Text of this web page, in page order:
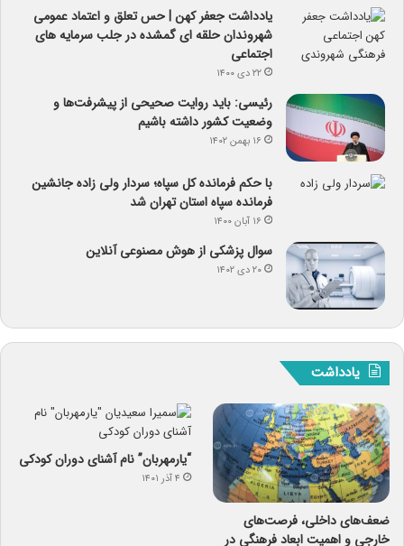
یادداشت جعفر کهن | حس تعلق و اعتماد عمومی
شهروندان حلقه ای گمشده در جلب سرمایه های
اجتماعی
۲۲ دی ۱۴۰۰
رئیسی: باید روایت صحیحی از پیشرفت‌ها و
وضعیت کشور داشته باشیم
۱۶ بهمن ۱۴۰۲
با حکم فرمانده کل سپاه؛ سردار ولی زاده جانشین
فرمانده سپاه استان تهران شد
۱۶ آبان ۱۴۰۰
سوال پزشکی از هوش مصنوعی آنلاین
۲۰ دی ۱۴۰۲
یادداشت
ضعف‌های داخلی، فرصت‌های
خارجی و اهمیت ابعاد فرهنگی در
“یارمهربان” نام آشنای دوران کودکی
۴ آذر ۱۴۰۱